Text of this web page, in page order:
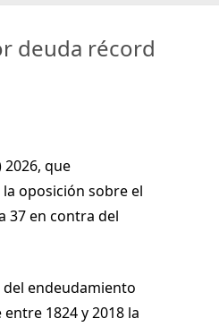
deuda récord
2026, que
oposición sobre el
37 en contra del
endeudamiento
1824 y 2018 la